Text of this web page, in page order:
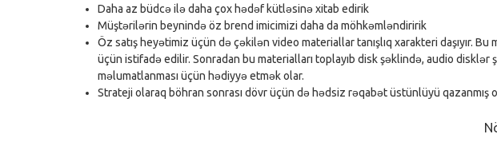
Daha az büdcə ilə daha çox hədəf kütləsinə xitab edirik
Müştərilərin beynində öz brend imicimizi daha da möhkəmləndiririk
Öz satış heyətimiz üçün də çəkilən video materiallar tanışlıq xarakteri daşıyır. Bu
üçün istifadə edilir. Sonradan bu materialları toplayıb disk şəklində, audio
məlumatlanması üçün hədiyyə etmək olar.
Strateji olaraq böhran sonrası dövr üçün də hədsiz rəqabət üstünlüyü qazanmış